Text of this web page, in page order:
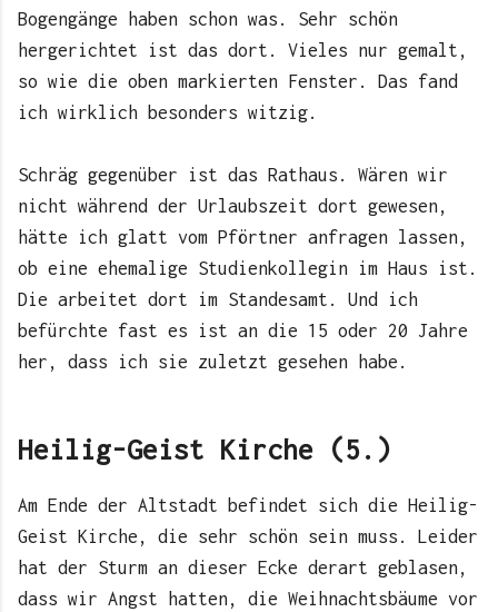
Bogengänge haben schon was. Sehr schön
hergerichtet ist das dort. Vieles nur gemalt,
so wie die oben markierten Fenster. Das fand
ich wirklich besonders witzig.
Schräg gegenüber ist das Rathaus. Wären wir
nicht während der Urlaubszeit dort gewesen,
hätte ich glatt vom Pförtner anfragen lassen,
ob eine ehemalige Studienkollegin im Haus ist.
Die arbeitet dort im Standesamt. Und ich
befürchte fast es ist an die 15 oder 20 Jahre
her, dass ich sie zuletzt gesehen habe.
Heilig-Geist Kirche (5.)
Am Ende der Altstadt befindet sich die Heilig-
Geist Kirche, die sehr schön sein muss. Leider
hat der Sturm an dieser Ecke derart geblasen,
dass wir Angst hatten, die Weihnachtsbäume vor